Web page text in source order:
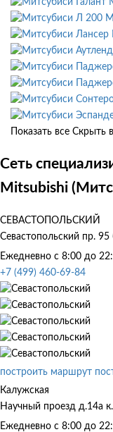
Показать все Скрыть
Сеть
Mitsubishi
СЕВАСТОПОЛЬСКИЙ
Севастопольский пр. 95
Ежедневно с 8:00 до
+7 (499) 460-69-84
построить маршрут
Калужская
Научный проезд д.14а
Ежедневно с 8:00 до